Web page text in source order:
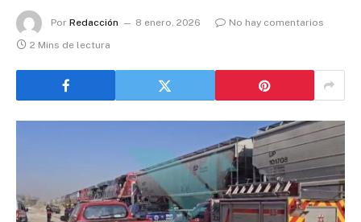
Por Redacción 8 enero, 2026
No hay comentarios
2 Mins de lectura